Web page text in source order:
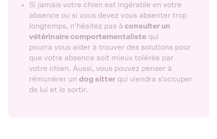
Si jamais votre chien est ingérable en votre
absence ou si vous devez vous absenter trop
longtemps, n’hésitez pas à consulter un
vétérinaire comportementaliste qui
pourra vous aider à trouver des solutions pour
que votre absence soit mieux tolérée par
votre chien. Aussi, vous pouvez penser à
rémunérer un dog sitter qui viendra s’occuper
de lui et le sortir.